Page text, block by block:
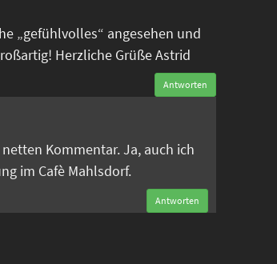
„gefühlvolles“ angesehen und
Herzliche Grüße Astrid
Antworten
Kommentar. Ja, auch ich
im Cafè Mahlsdorf.
Antworten